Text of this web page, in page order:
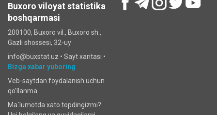
Buxoro viloyat statistika
boshqarmasi
200100, Buxoro vil., Buxoro sh.,
Gazli shossesi, 32-uy
info@buxstat.uz • Sayt xaritasi •
Bizga xabar yuboring
Veb-saytdan foydalanish uchun
qo'llanma
Ma`lumotda xato topdingizmi?